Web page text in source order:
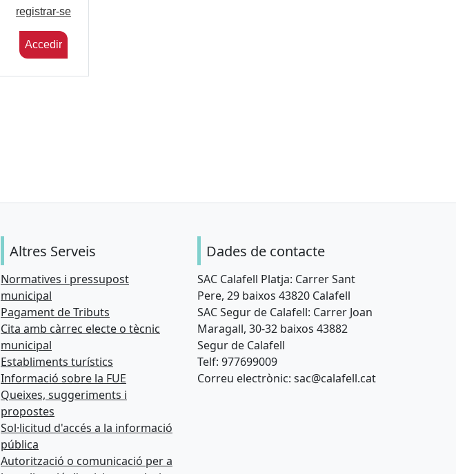
Altres Serveis
Normatives i pressupost
municipal
Pagament de Tributs
Cita amb càrrec electe o tècnic
municipal
Establiments turístics
Informació sobre la FUE
Queixes, suggeriments i
propostes
Sol·licitud d'accés a la informació
pública
Autorització o comunicació per a
Dades de contacte
SAC Calafell Platja: Carrer Sant
Pere, 29 baixos 43820 Calafell
SAC Segur de Calafell: Carrer Joan
Maragall, 30-32 baixos 43882
Segur de Calafell
Telf: 977699009
Correu electrònic: sac@calafell.cat